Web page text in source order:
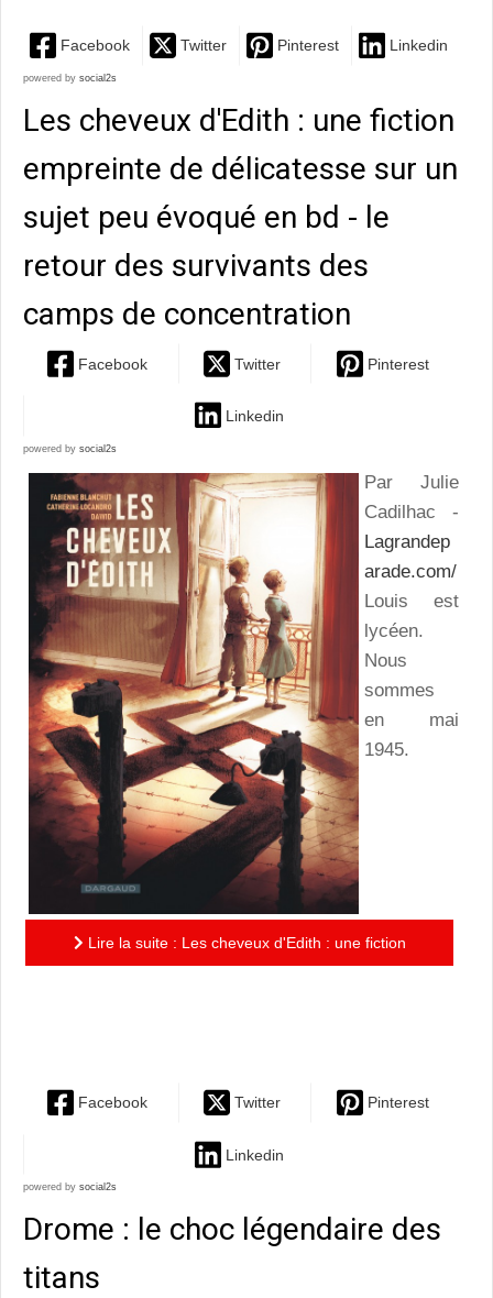
Facebook Twitter Pinterest Linkedin
powered by social2s
Les cheveux d'Edith : une fiction
empreinte de délicatesse sur un
sujet peu évoqué en bd - le
retour des survivants des
camps de concentration
Facebook Twitter Pinterest
Linkedin
powered by social2s
Par Julie
Cadilhac -
Lagrandep
arade.com/
Louis est
lycéen.
Nous
sommes
en mai
1945.
Lire la suite : Les cheveux d'Edith : une fiction
Facebook Twitter Pinterest
Linkedin
powered by social2s
Drome : le choc légendaire des
titans